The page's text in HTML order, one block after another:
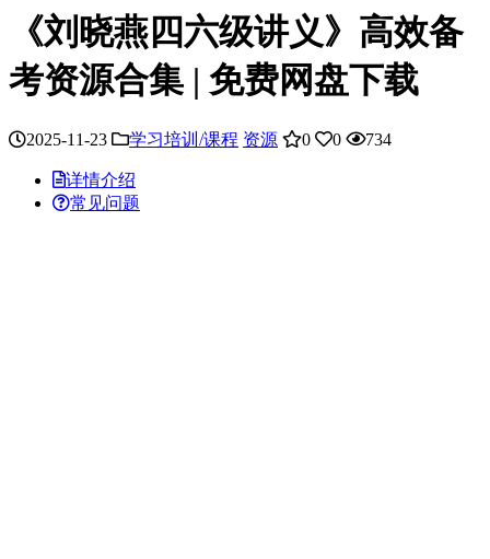
《刘晓燕四六级讲义》高效备
考资源合集 | 免费网盘下载
2025-11-23 学习培训/课程 资源 0 0 734
详情介绍
常见问题